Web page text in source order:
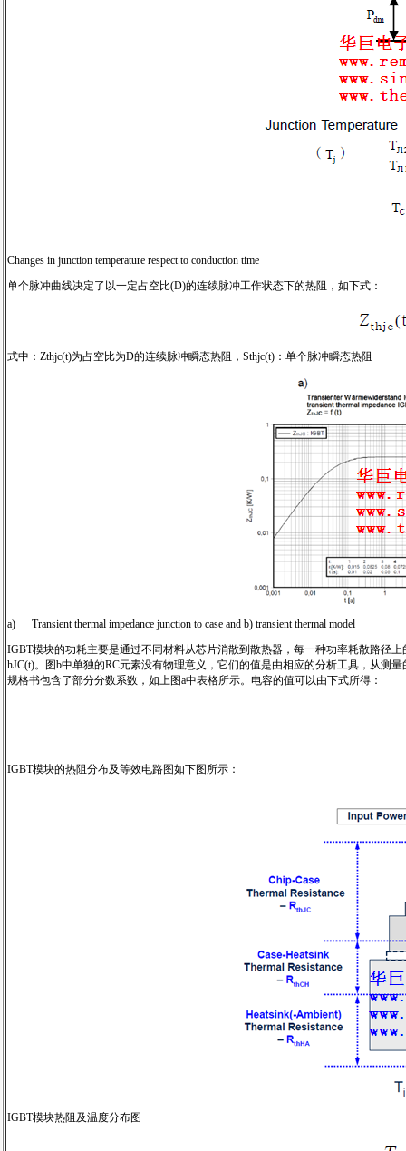
Changes in junction temperature respect to conduction time
单个脉冲曲线决定了以一定占空比(D)的连续脉冲工作状态下的热阻，如下式：
式中：Zthjc(t)为占空比为D的连续脉冲瞬态热阻，Sthjc(t)：单个脉冲瞬态热阻
a) Transient thermal impedance junction to case and b) transient thermal model
IGBT模块的功耗主要是通过不同材料从芯片消散到散热器，每一种功率耗散路径
hJC(t)。图b中单独的RC元素没有物理意义，它们的值是由相应的分析工具，从测
规格书包含了部分分数系数，如上图a中表格所示。电容的值可以由下式所得：
IGBT模块的热阻分布及等效电路图如下图所示：
IGBT模块热阻及温度分布图